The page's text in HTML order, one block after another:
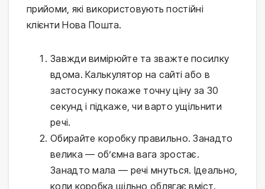
прийоми, які використовують постійні
клієнти Нова Пошта.
Завжди вимірюйте та зважте посилку
вдома. Калькулятор на сайті або в
застосунку покаже точну ціну за 30
секунд і підкаже, чи варто ущільнити
речі.
Обирайте коробку правильно. Занадто
велика — об’ємна вага зростає.
Занадто мала — речі мнуться. Ідеально,
коли коробка щільно облягає вміст.